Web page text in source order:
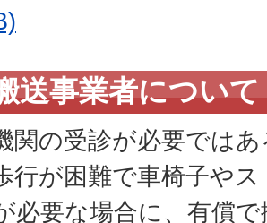
送事業者について
関の受診が必要では
行が困難で車椅子や
必要な場合に、有償